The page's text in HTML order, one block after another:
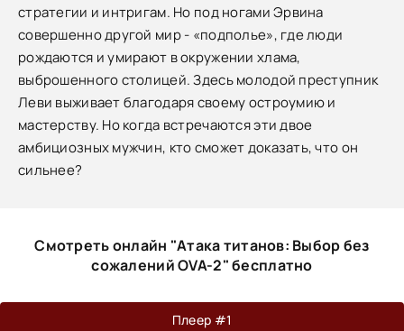
стратегии и интригам. Но под ногами Эрвина
совершенно другой мир - «подполье», где люди
рождаются и умирают в окружении хлама,
выброшенного столицей. Здесь молодой преступник
Леви выживает благодаря своему остроумию и
мастерству. Но когда встречаются эти двое
амбициозных мужчин, кто сможет доказать, что он
сильнее?
Смотреть онлайн "Атака титанов: Выбор без
сожалений OVA-2" бесплатно
Плеер #1